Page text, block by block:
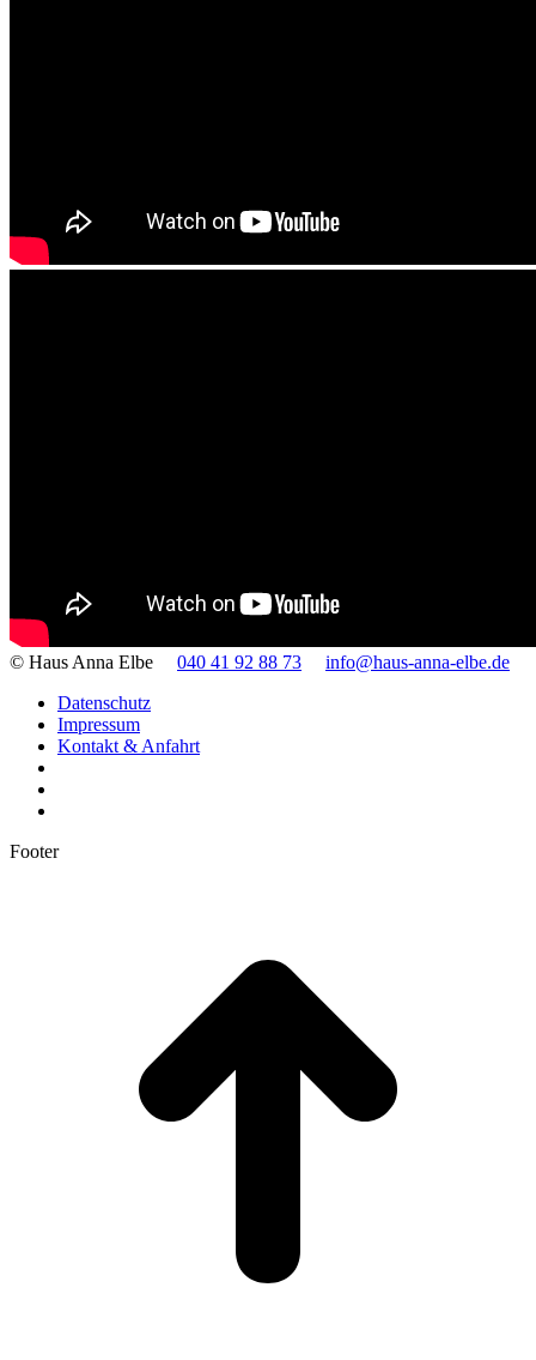
© Haus Anna Elbe 040 41 92 88 73
info@haus-anna-elbe.de
Datenschutz
Impressum
Kontakt & Anfahrt
Footer